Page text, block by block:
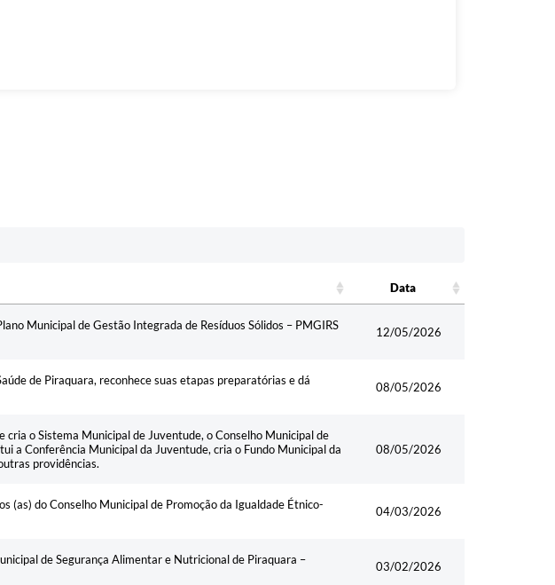
Data
Municipal de Gestão Integrada de Resíduos Sólidos – PMGIRS
12/05/2026
de Piraquara, reconhece suas etapas preparatórias e dá
08/05/2026
o Sistema Municipal de Juventude, o Conselho Municipal de
a Conferência Municipal da Juventude, cria o Fundo Municipal da
providências.
08/05/2026
(as) do Conselho Municipal de Promoção da Igualdade Étnico-
04/03/2026
de Segurança Alimentar e Nutricional de Piraquara –
03/02/2026